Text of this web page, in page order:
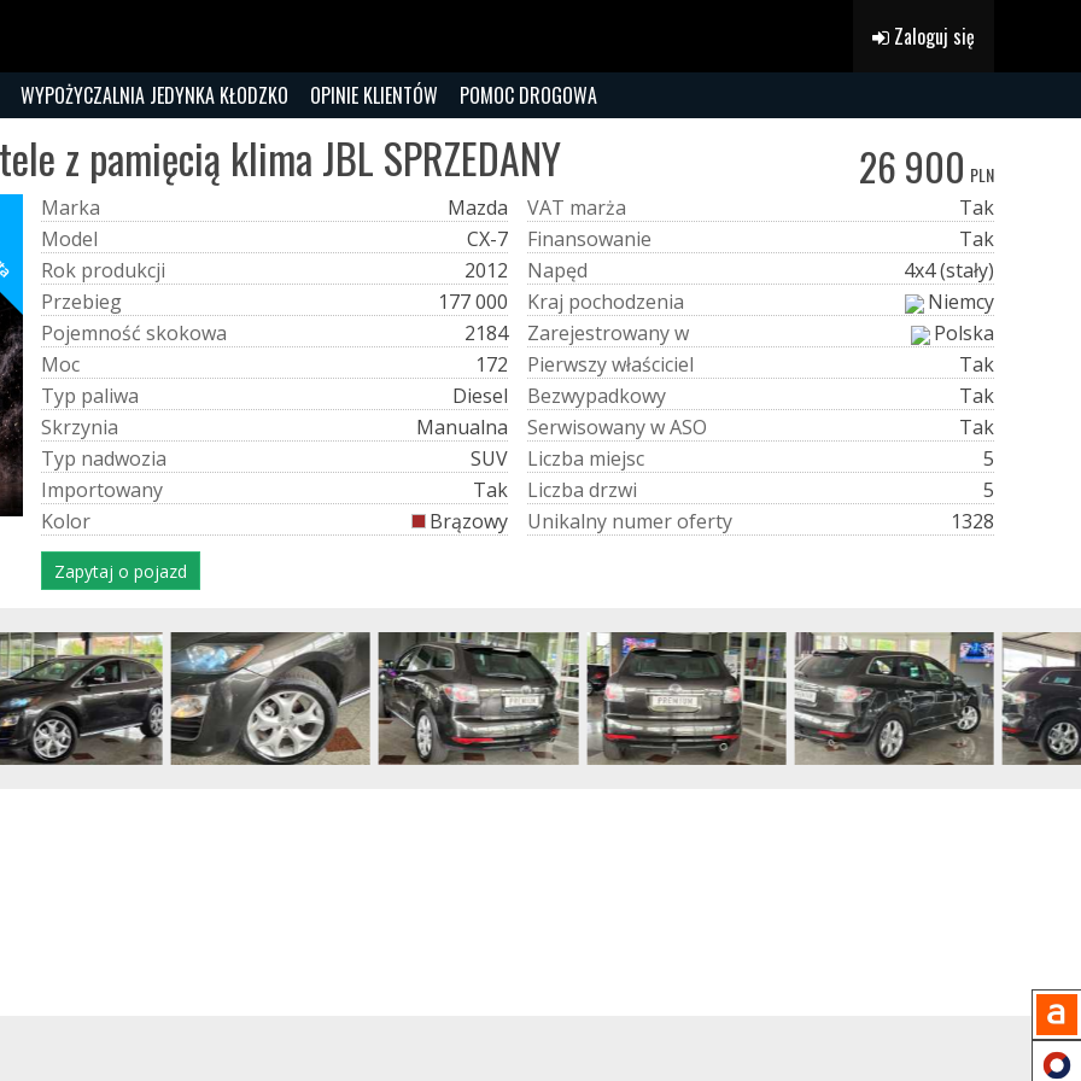
Zaloguj się
WYPOŻYCZALNIA JEDYNKA KŁODZKO OPINIE KLIENTÓW POMOC DROGOWA
z pamięcią klima JBL SPRZEDANY 26 900 PLN
Marka
Mazda
Model
CX-7
Rok produkcji
2012
Przebieg
177 000
Pojemność skokowa
2184
Moc
172
Typ paliwa
Diesel
Skrzynia
Manualna
Typ nadwozia
SUV
Importowany
Tak
Kolor Brązowy
VAT marża
Tak
Finansowanie
Tak
Napęd
4x4 (stały)
Kraj pochodzenia
Niemcy
Zarejestrowanyw
Polska
Pierwszywłaściciel
Tak
Bezwypadkowy
Tak
SerwisowanywASO
Tak
Liczba miejsc
5
Liczba drzwi
5
Unikalny numeroferty 1328
Zapytaj o pojazd